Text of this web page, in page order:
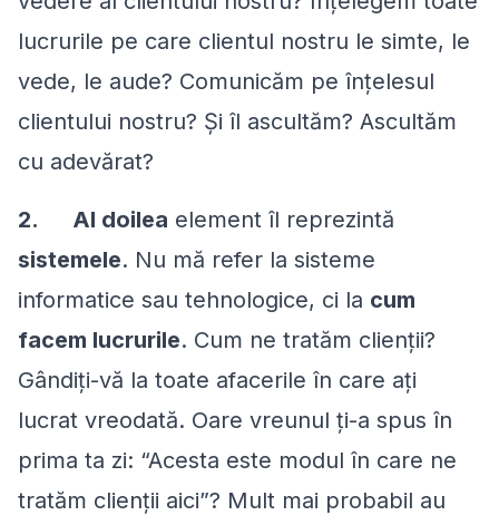
lucrurile pe care clientul nostru le simte, le
vede, le aude? Comunicăm pe înțelesul
clientului nostru? Și îl ascultăm? Ascultăm
cu adevărat?
2. Al doilea element îl reprezintă
sistemele. Nu mă refer la sisteme
informatice sau tehnologice, ci la cum
facem lucrurile. Cum ne tratăm clienții?
Gândiți-vă la toate afacerile în care ați
lucrat vreodată. Oare vreunul ți-a spus în
prima ta zi: “Acesta este modul în care ne
tratăm clienții aici”? Mult mai probabil au